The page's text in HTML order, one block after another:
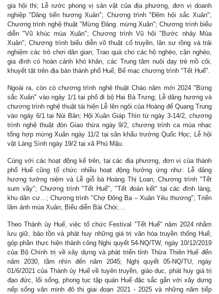
gia hội thi; Lễ rước phong vị sản vật của địa phương, đơn vị doanh
nghiệp "Dâng tiến hương Xuân"; Chương trình "Đêm hội sắc Xuân";
Chương trình nghệ thuật "Mừng Đảng. mừng Xuân"; Chương trình biểu
diễn "Vũ khúc mùa Xuân"; Chương trình Vũ hội "Bước nhảy Mùa
Xuân"; Chương trình biểu diễn võ thuật cổ truyền, lân sư rồng và trải
nghiệm các trò chơi dân gian; Trao quà cho các hộ nghèo, cận nghèo,
gia đình có hoàn cảnh khó khăn, các Trung tâm nuôi dạy trẻ mồ côi,
khuyết tật trên địa bàn thành phố Huế; Bế mạc chương trình "Tết Huế".
Ngoài ra, còn có chương trình nghệ thuật Chào năm mới 2024 "Bừng
sắc Xuân" vào ngày 1/1 tại phố đi bộ Hai Bà Trưng; Lễ dâng hương và
chương trình nghệ thuật tái hiện Lễ lên ngôi của Hoàng đế Quang Trung
vào ngày 6/1 tại Núi Bân; Hội Xuân Giáp Thìn từ ngày 3-14/2, chương
trình nghệ thuật đón Giao thừa ngày 9/2, chương trình ca múa nhạc
tổng hợp mừng Xuân ngày 11/2 tại sân khấu trường Quốc Học; Lễ hội
vật Làng Sình ngày 19/2 tại xã Phú Mậu.
Cùng với các hoạt động kể trên, tại các địa phương, đơn vị của thành
phố Huế cũng tổ chức nhiều hoạt động hưởng ứng như: Lễ dâng
hương tưởng niệm và Lễ giỗ bà Hoàng Thị Loan; Chương trình "Tết
sum vầy"; Chương trình "Tết Huế", "Tết đoàn kết" tại các đình làng,
khu dân cư…; Chương trình "Chợ Đông Ba – Xuân Yêu thương"; Triển
lãm ảnh mùa Xuân; Biểu diễn Bài Chòi;…
Theo Thành ủy Huế, việc tổ chức Festival "Tết Huế" năm 2024 nhằm
lưu giữ, bảo tồn và phát huy những giá trị văn hóa truyền thống Huế;
góp phần thực hiện thành công Nghị quyết 54-NQ/TW, ngày 10/12/2019
của Bộ Chính trị về xây dựng và phát triển tỉnh Thừa Thiên Huế đến
năm 2030, tầm nhìn đến năm 2045; Nghị quyết 05-NQ/TU, ngày
01/6/2021 của Thành ủy Huế về tuyên truyền, giáo dục, phát huy giá trị
đạo đức, lối sống, phong tục tập quán Huế đặc sắc gắn với xây dựng
nếp sống văn minh đô thị giai đoạn 2021 - 2025 và những năm tiếp